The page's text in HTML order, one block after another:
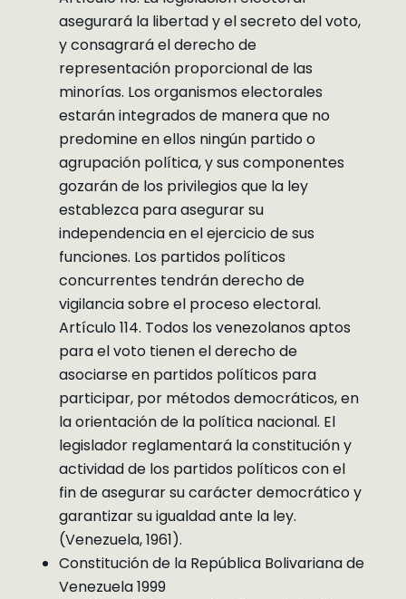
asegurará la libertad y el secreto del voto,
y consagrará el derecho de
representación proporcional de las
minorías. Los organismos electorales
estarán integrados de manera que no
predomine en ellos ningún partido o
agrupación política, y sus componentes
gozarán de los privilegios que la ley
establezca para asegurar su
independencia en el ejercicio de sus
funciones. Los partidos políticos
concurrentes tendrán derecho de
vigilancia sobre el proceso electoral.
Artículo 114. Todos los venezolanos aptos
para el voto tienen el derecho de
asociarse en partidos políticos para
participar, por métodos democráticos, en
la orientación de la política nacional. El
legislador reglamentará la constitución y
actividad de los partidos políticos con el
fin de asegurar su carácter democrático y
garantizar su igualdad ante la ley.
(Venezuela, 1961).
Constitución de la República Bolivariana de
Venezuela 1999